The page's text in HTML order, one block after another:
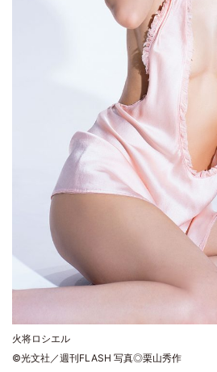
火将ロシエル
©光文社／週刊FLASH 写真◎栗山秀作